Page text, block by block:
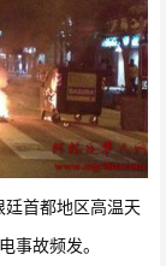
廷首都地区高温天
事故频发。